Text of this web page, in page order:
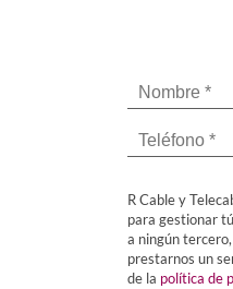
R Cable y
para gestionar
a ningún
prestarnos un
de la política de